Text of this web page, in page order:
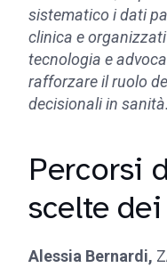
sistematico i dati
clinica e
tecnologia e
rafforzare il ruolo
decisionali in sanità.
Percorsi
scelte
Alessia Bernardi,